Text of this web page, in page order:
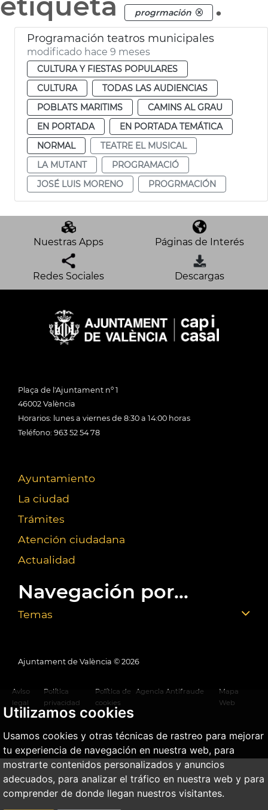
Utilizamos cookies
Usamos cookies y otras técnicas de rastreo para mejorar
tu experiencia de navegación en nuestra web, para
mostrarte contenidos personalizados y anuncios
adecuados, para analizar el tráfico en nuestra web y para
comprender de donde llegan nuestros visitantes.
progrmación
Programación teatros municipales
modificado hace 9 meses
CULTURA Y FIESTAS POPULARES
CULTURA
TODAS LAS AUDIENCIAS
POBLATS MARITIMS
CAMINS AL GRAU
EN PORTADA
EN PORTADA TEMÁTICA
NORMAL
TEATRE EL MUSICAL
LA MUTANT
PROGRAMACIÓ
JOSÉ LUIS MORENO
PROGRMACIÓN
Nuestras Apps Páginas de Interés
Redes Sociales Descargas
Plaça de l'Ajuntament nº 1
46002 València
Horarios: lunes a viernes de 8:30 a 14:00 horas
Teléfono: 963 52 54 78
Ayuntamiento
La ciudad
Trámites
Atención ciudadana
Actualidad
Navegación por...
Temas
Ajuntament de València © 2026
Aviso
legal
Política
privacidad
Política de
cookies
Agencia Antifraude
Mapa
Web